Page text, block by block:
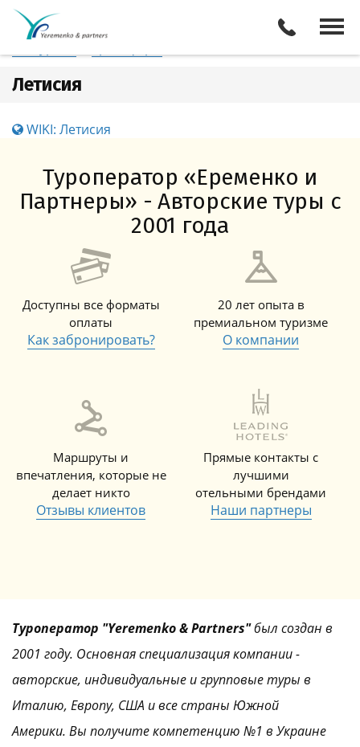
Колумбия
Все туры
Летисия
WIKI: Летисия
Туроператор «Еременко и
Партнеры» - Авторские туры с
2001 года
Доступны все форматы
оплаты
Как забронировать?
20 лет опыта в
премиальном туризме
О компании
Маршруты и
впечатления, которые не
делает никто
Отзывы клиентов
Прямые контакты с
лучшими
отельными брендами
Наши партнеры
Туроператор "Yeremenko & Partners"был создан в
2001 году. Основная специализация компании -
авторские, индивидуальные и групповые туры в
Италию, Европу, США и все страны Южной
Америки. Вы получите компетенцию №1 в Украине